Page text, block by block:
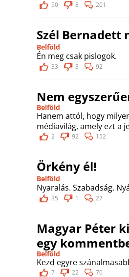
50 8 201
Szél Bernadett
Belföld
Én meg csak pislogok.
33 3 92
Nem
Belföld
Hanem attól, hogy
médiavilág, amely ezt a
2 92 152
Örkény él!
Belföld
Nyaralás. Szabadság.
35 1 27
Magyar Péter
egy
Belföld
Kezd egyre
7 22 70